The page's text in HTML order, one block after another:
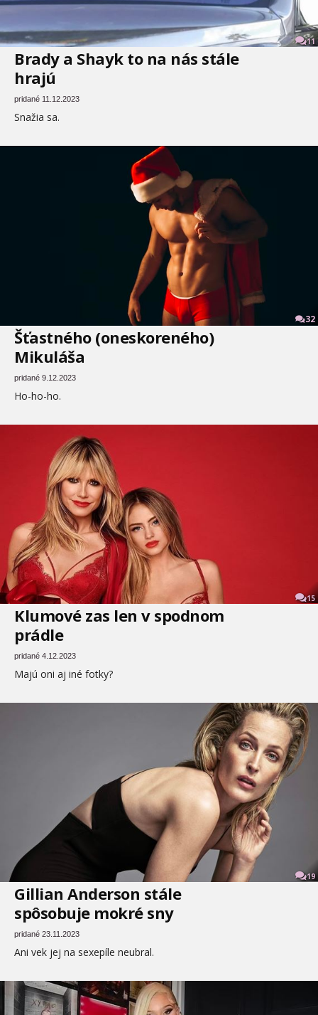
11
Brady a Shayk to na nás stále
hrajú
pridané 11.12.2023
Snažia sa.
32
Šťastného (oneskoreného)
Mikuláša
pridané 9.12.2023
Ho-ho-ho.
15
Klumové zas len v spodnom
prádle
pridané 4.12.2023
Majú oni aj iné fotky?
19
Gillian Anderson stále
spôsobuje mokré sny
pridané 23.11.2023
Ani vek jej na sexepíle neubral.